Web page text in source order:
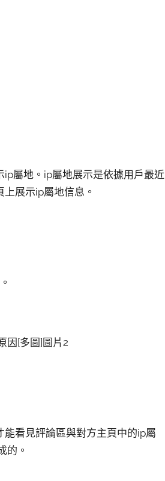
屬地。ip屬地展示是依據用戶最近
展示ip屬地信息。
看見評論區與對方主頁中的ip屬
的。